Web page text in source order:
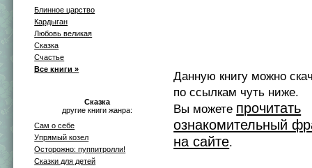
Блинное царство
Кардыган
Любовь великая
Сказка
Счастье
Все книги »
Сказка
другие книги жанра:
Сам о себе
Упрямый козел
Осторожно: пуппитролли!
Сказки для детей
Данную книгу можно
по ссылкам чуть ниже.
Вы можете прочитать
ознакомительный
на сайте.